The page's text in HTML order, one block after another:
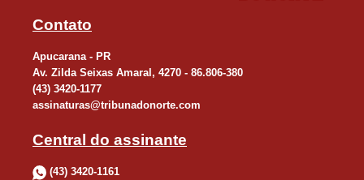
Contato
Apucarana - PR
Av. Zilda Seixas Amaral, 4270 - 86.806-380
(43) 3420-1177
assinaturas@tribunadonorte.com
Central do assinante
(43) 3420-1161